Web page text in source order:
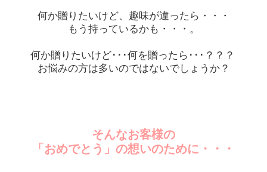
何か贈りたいけど、趣味が違ったら・・・
もう持っているかも・・・。
何か贈りたいけど･･･何を贈ったら･･･？？？
お悩みの方は多いのではないでしょうか？
そんなお客様の
「おめでとう」の想いのために・・・